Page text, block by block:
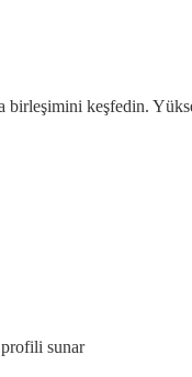
birleşimini keşfedin. Y
sunar